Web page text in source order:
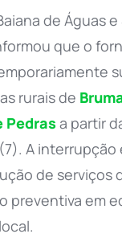
de Águas
que o
rurais de
Pedras a partir
A interrupção
de serviços
preventiva em